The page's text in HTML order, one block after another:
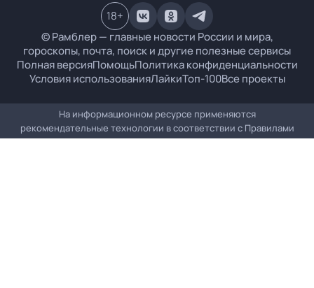
© Рамблер — главные новости России и мира,
гороскопы, почта, поиск и другие полезные сервисы
Полная версияПомощьПолитика конфиденциальности
Условия использованияЛайкиТоп-100Все проекты
18+
На информационном ресурсе применяются
рекомендательные технологии в соответствии с Правилами